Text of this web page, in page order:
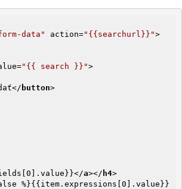
data" action="{{searchurl}}">
="{{ search }}">
</ button>
</a></ h4>
%}{{item.expressions[0].value}}